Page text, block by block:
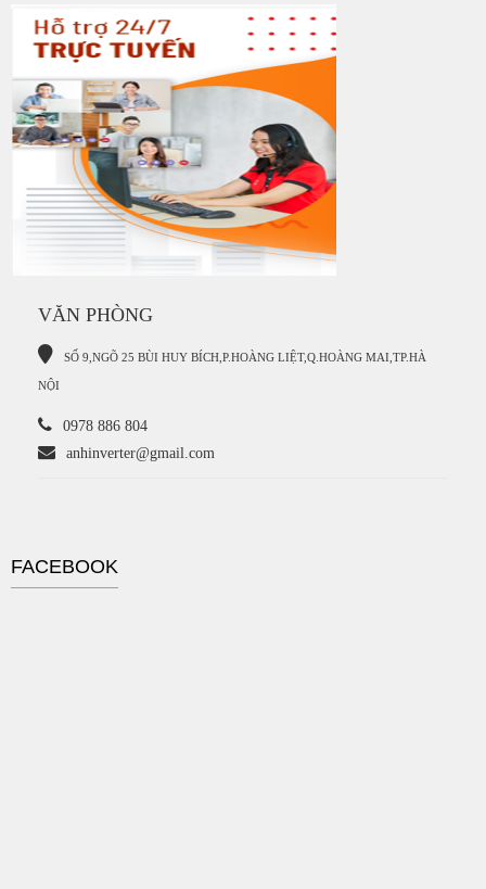
VĂN PHÒNG
SỐ 9,NGÕ 25 BÙI HUY BÍCH,P.HOÀNG LIỆT,Q.HOÀNG MAI,TP.HÀ
NỘI
0978 886 804
anhinverter@gmail.com
FACEBOOK